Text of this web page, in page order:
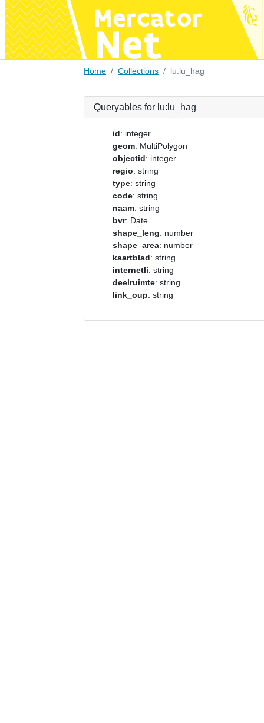
Home Collections lu:lu_hag
Queryables for lu:lu_hag
id: integer
geom: MultiPolygon
objectid: integer
regio: string
type: string
code: string
naam: string
bvr: Date
shape_leng: number
shape_area: number
kaartblad: string
internetli: string
deelruimte: string
link_oup: string